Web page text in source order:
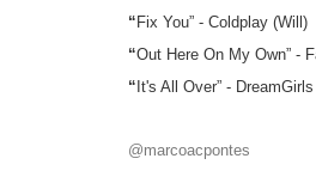
“ Fix You” - Coldplay (Will)
“Out Here On My Own” -
“ It's All Over” -
@marcoacpontes